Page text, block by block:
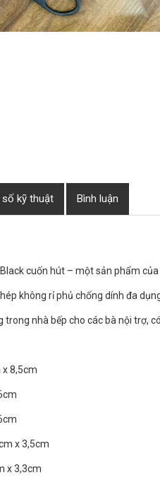
kỹ thuật Bình luận
cuốn hút – một sản phẩm
không rỉ phủ chống dính đa
trong nhà bếp cho các bà nội trợ,
x 8,5cm
x 3,5cm
x 3,3cm